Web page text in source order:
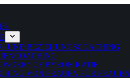
UND BEZIEHUNGSCOACHING
WORK“ OF BYRON KATIE
VON FRAUEN FÜR FRAUEN